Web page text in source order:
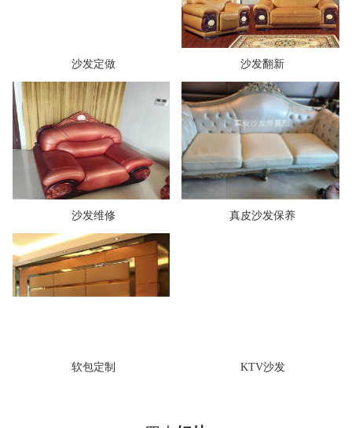
沙发定做 沙发翻新
沙发维修 真皮沙发保养
软包定制 KTV沙发